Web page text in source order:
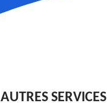
AUTRES SERVICES